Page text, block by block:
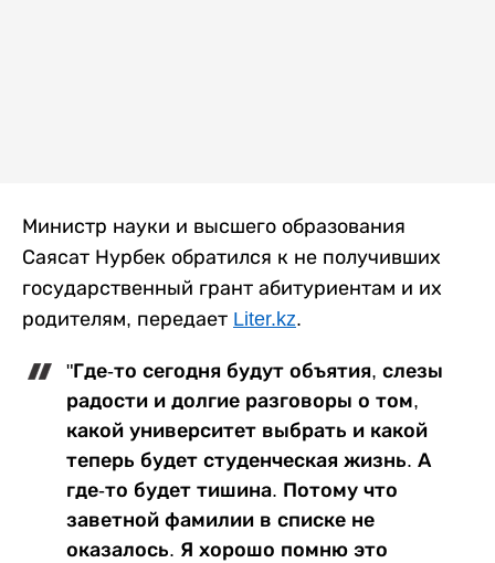
Министр науки и высшего образования
Саясат Нурбек обратился к не получивших
государственный грант абитуриентам и их
родителям, передает Liter.kz.
"Где-то сегодня будут объятия, слезы
радости и долгие разговоры о том,
какой университет выбрать и какой
теперь будет студенческая жизнь. А
где-то будет тишина. Потому что
заветной фамилии в списке не
оказалось. Я хорошо помню это